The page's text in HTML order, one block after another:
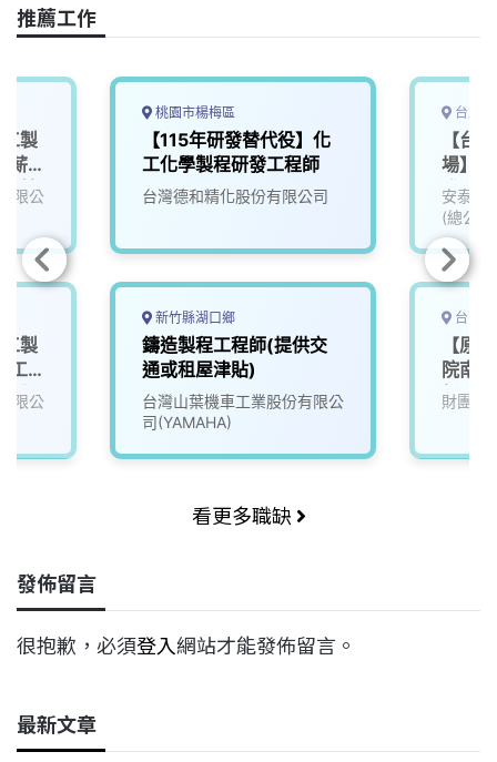
o
k
n
k
推薦工作
製
薪
輪
限公
製
工
僑
限公
桃園市楊梅區
【115年研發替代役】化
工化學製程研發工程師
台灣德和精化股份有限公司
新竹縣湖口鄉
鑄造製程工程師(提供交
通或租屋津貼)
台灣山葉機車工業股份有限公
司(YAMAHA)
台北
【台
場】
發展
安泰商
(總公
台南
【原
院南
新/
財團法
看更多職缺
發佈留言
很抱歉，必須登入網站才能發佈留言。
最新文章